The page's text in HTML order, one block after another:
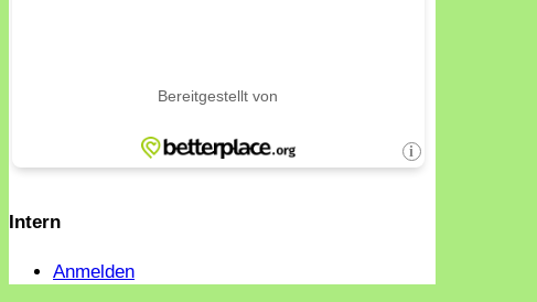
Intern
Anmelden